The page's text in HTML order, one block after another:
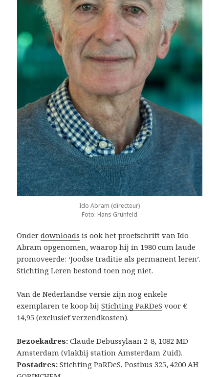
Ido Abram (directeur)
Foto: Hans Grünfeld
Onderdownloads is ook het proefschrift van Ido
Abram opgenomen, waarop hij in 1980 cum laude
promoveerde: ‘Joodse traditie als permanent leren’.
Stichting Leren bestond toen nog niet.
Van de Nederlandse versie zijn nog enkele
exemplaren te koop bijStichting PaRDeS voor €
14,95 (exclusief verzendkosten).
Bezoekadres: Claude Debussylaan 2-8, 1082 MD
Amsterdam (vlakbij station Amsterdam Zuid).
Postadres: Stichting PaRDeS, Postbus 325, 4200 AH